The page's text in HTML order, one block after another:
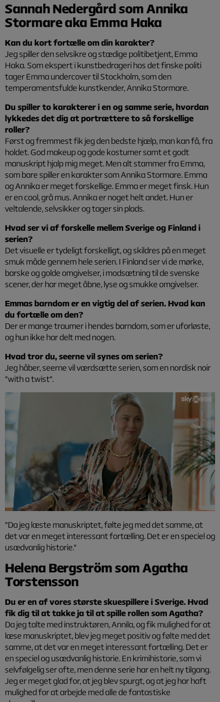
Sannah Nedergård som Annika
Stormare aka Emma Haka
Kan du kort fortælle om din karakter?
Jeg spiller den selvsikre og stædige politibetjent, Emma
Haka. Som ekspert i kunstbedrageri hos det finske politi
tager Emma undercover til Stockholm, som den
temperamentsfulde kunstkender, Annika Stormare.
Du spiller to karakterer i en og samme serie, hvordan
lykkedes det dig at portrættere to så forskellige
roller?
Først og fremmest fik jeg den bedste hjælp, man kan få, fra
holdet. God makeup og gode kostumer samt et godt
manuskript hjalp mig meget. Men alt stammer fra Emma,
som bare spiller en karakter som Annika Stormare. Emma
og Annika er meget forskellige. Emma er meget finsk. Hun
er en cool, grå mus. Annika er noget helt andet. Hun er
veltalende, selvsikker og tager sin plads.
Hvad ser vi af forskelle mellem Sverige og Finland i
serien?
Det visuelle er tydeligt forskelligt, og skildres på en meget
smuk måde gennem hele serien. I Finland ser vi de mørke,
barske og golde omgivelser, i modsætning til de svenske
scener, der har meget åbne, lyse og smukke omgivelser.
Emmas barndom er en vigtig del af serien. Hvad kan
du fortælle om den?
Der er mange traumer i hendes barndom, som er uforløste,
og hun ikke har delt med nogen.
Hvad tror du, seerne vil synes om serien?
Jeg håber, seerne vil værdsætte serien, som en nordisk noir
”with a twist”.
”Da jeg læste manuskriptet, følte jeg med det samme, at
det var en meget interessant fortælling. Det er en speciel og
usædvanlig historie.”
Helena Bergström som Agatha
Torstensson
Du er en af vores største skuespillere i Sverige. Hvad
fik dig til at takke ja til at spille rollen som Agatha?
Da jeg talte med instruktøren, Annila, og fik mulighed for at
læse manuskriptet, blev jeg meget positiv og følte med det
samme, at det var en meget interessant fortælling. Det er
en speciel og usædvanlig historie. En krimihistorie, som vi
selvfølgelig ser ofte, men denne serie har en helt ny tilgang.
Jeg er meget glad for, at jeg blev spurgt, og at jeg har haft
mulighed for at arbejde med alle de fantastiske